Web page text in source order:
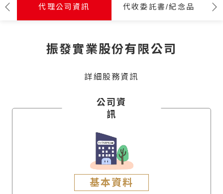
代理公司資訊 代收委託書/紀念品
振發實業股份有限公司
詳細股務資訊
公司資
訊
基本資料